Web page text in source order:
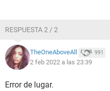
RESPUESTA 2 / 2
TheOneAboveAll 991
2 feb 2022 a las 23:39
Error de lugar.